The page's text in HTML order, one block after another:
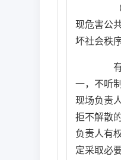
（
现危害公
坏社会秩
有
一，不听
现场负责
拒不解散
负责人有
定采取必